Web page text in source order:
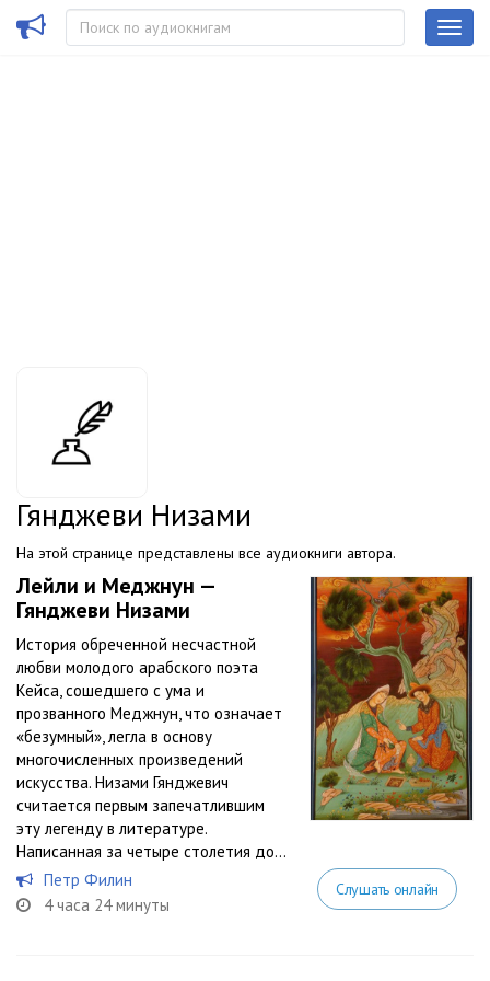
Гянджеви Низами
На этой странице представлены все аудиокниги автора.
Лейли и Меджнун —
Гянджеви Низами
История обреченной несчастной
любви молодого арабского поэта
Кейса, сошедшего с ума и
прозванного Меджнун, что означает
«безумный», легла в основу
многочисленных произведений
искусства. Низами Гянджевич
считается первым запечатлившим
эту легенду в литературе.
Написанная за четыре столетия до...
Петр Филин
4 часа 24 минуты
Слушать онлайн